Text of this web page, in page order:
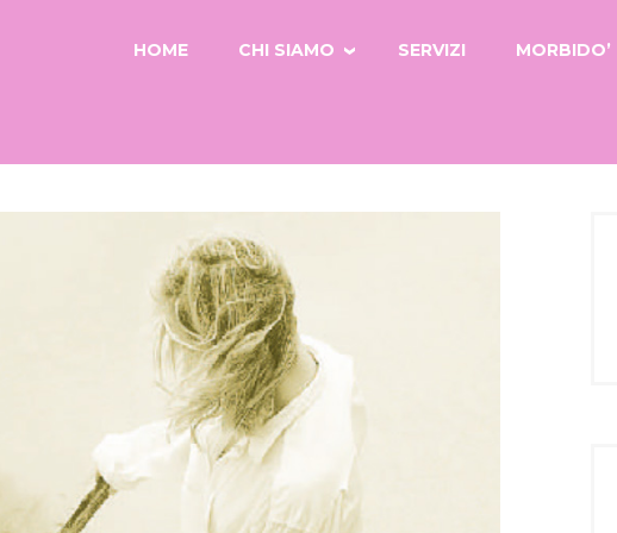
HOME CHI SIAMO SERVIZI MORBIDO’